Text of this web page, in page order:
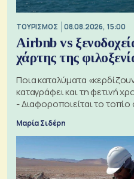
ΤΟΥΡΙΣΜΟΣ 08.08.2026, 15:00
Airbnb vs
χάρτης της
Ποια καταλύματα
καταγράφει και τη φετινή
- Διαφοροποιείται το
Μαρία Σιδέρη